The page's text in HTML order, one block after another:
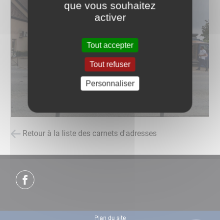
Retour à la liste des carnets d'adresses
Plan du site
que vous souhaitez
activer
Tout accepter
Tout refuser
Personnaliser